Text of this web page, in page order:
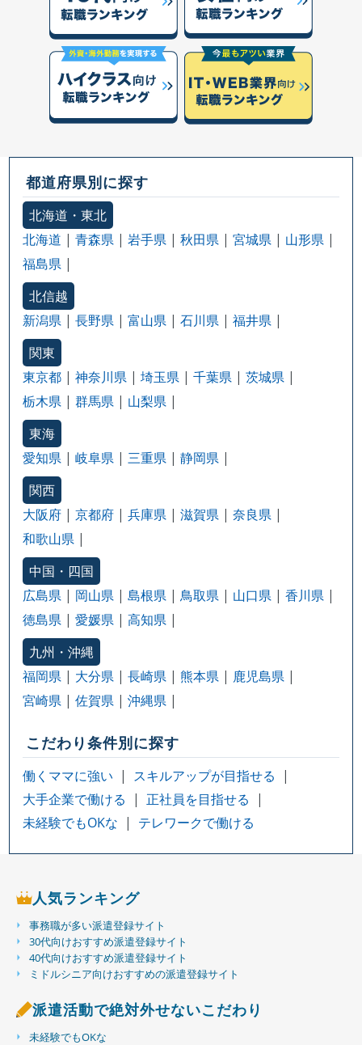
都道府県別に探す
北海道・東北
北海道
青森県 岩手県 秋田県 宮城県
山形県
福島県
北信越
新潟県
長野県 富山県 石川県
福井県
関東
東京都
神奈川県 埼玉県 千葉県
茨城県
栃木県
群馬県
山梨県
東海
愛知県
岐阜県 三重県
静岡県
関西
大阪府
京都府 兵庫県 滋賀県
奈良県
和歌山県
中国・四国
広島県
岡山県 島根県 鳥取県 山口県
香川県
徳島県
愛媛県
高知県
九州・沖縄
福岡県
大分県 長崎県 熊本県
鹿児島県
宮崎県
佐賀県 沖縄県
こだわり条件別に探す
働くママに強い
スキルアップが目指せる
大手企業で働ける
正社員を目指せる
未経験でもOKな
テレワークで働ける
人気ランキング
事務職が多い派遣登録サイト
30代向けおすすめ派遣登録サイト
40代向けおすすめ派遣登録サイト
ミドルシニア向けおすすめの派遣登録サイト
派遣活動で絶対外せないこだわり
未経験でもOKな